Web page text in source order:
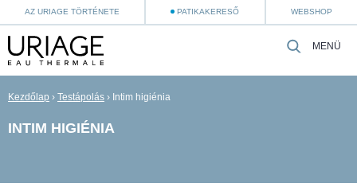
AZ URIAGE TÖRTÉNETE PATIKAKERESŐ WEBSHOP
MENÜ
Kezdőlap › Testápolás › Intim higiénia
INTIM HIGIÉNIA